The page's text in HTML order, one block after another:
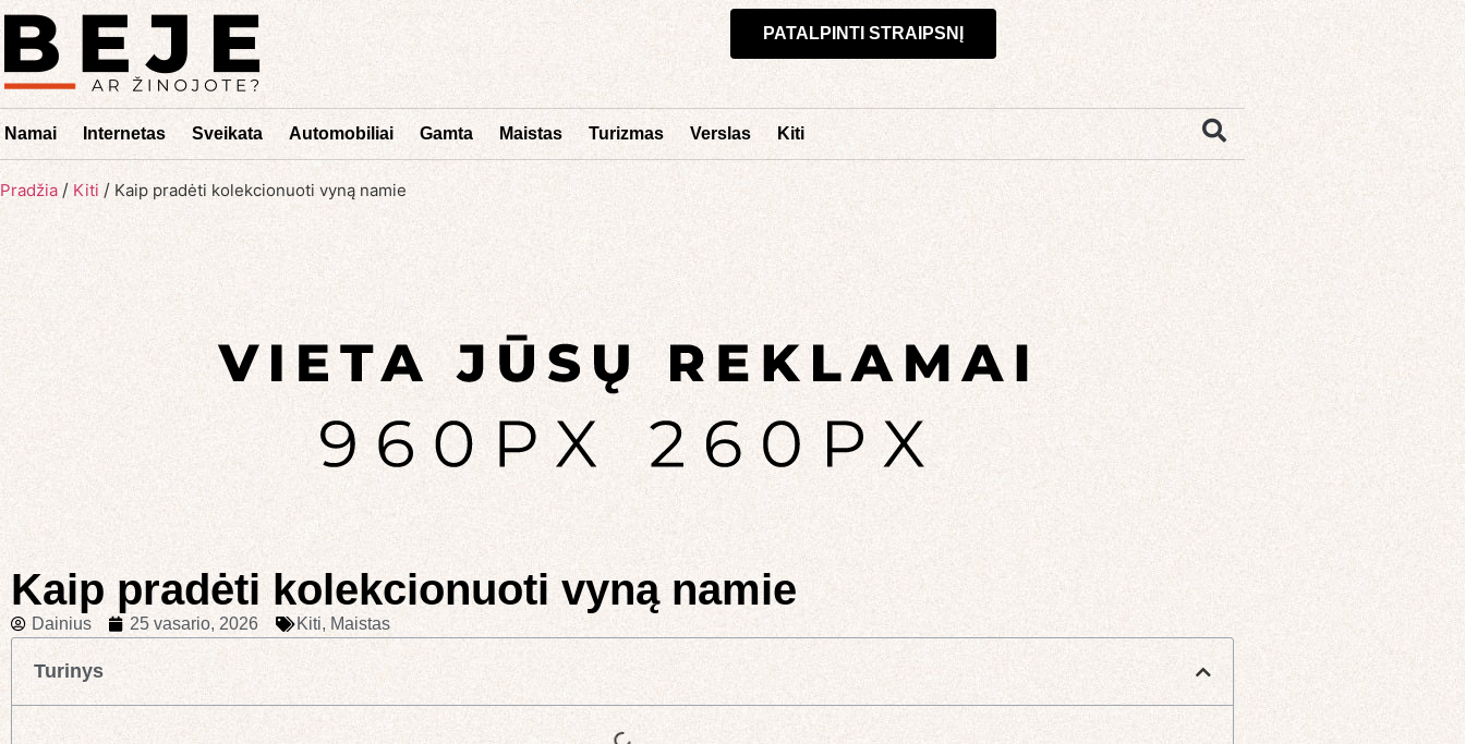
PATALPINTI STRAIPSNĮ
Namai Internetas Sveikata Automobiliai Gamta Maistas Turizmas Verslas Kiti
Pradžia / Kiti / Kaip pradėti kolekcionuoti vyną namie
Kaip pradėti kolekcionuoti vyną namie
Dainius 25 vasario, 2026 Kiti, Maistas
Turinys